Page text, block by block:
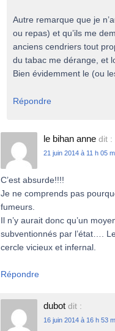
Autre remarque que je
ou repas) et qu’ils me
anciens cendriers tout
du tabac me dérange, et
Bien évidemment le (ou
Répondre
le bihan anne dit :
21 juin 2014 à 11 h 05
C’est absurde!!!!
Je ne comprends pas
fumeurs.
Il n’y aurait donc qu’un
subventionnés par l’état….
cercle vicieux et infernal.
Répondre
dubot dit :
16 juin 2014 à 16 h 53